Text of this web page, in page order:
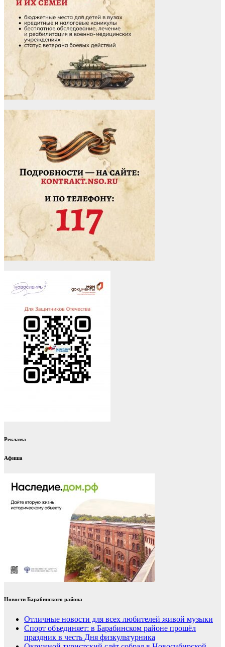
Реклама
Афиша
Новости Барабинского района
Отличные новости для всех любителей живой музыки
Спорт объединяет: в Барабинском районе прошёл
праздник в честь Дня физкультурника